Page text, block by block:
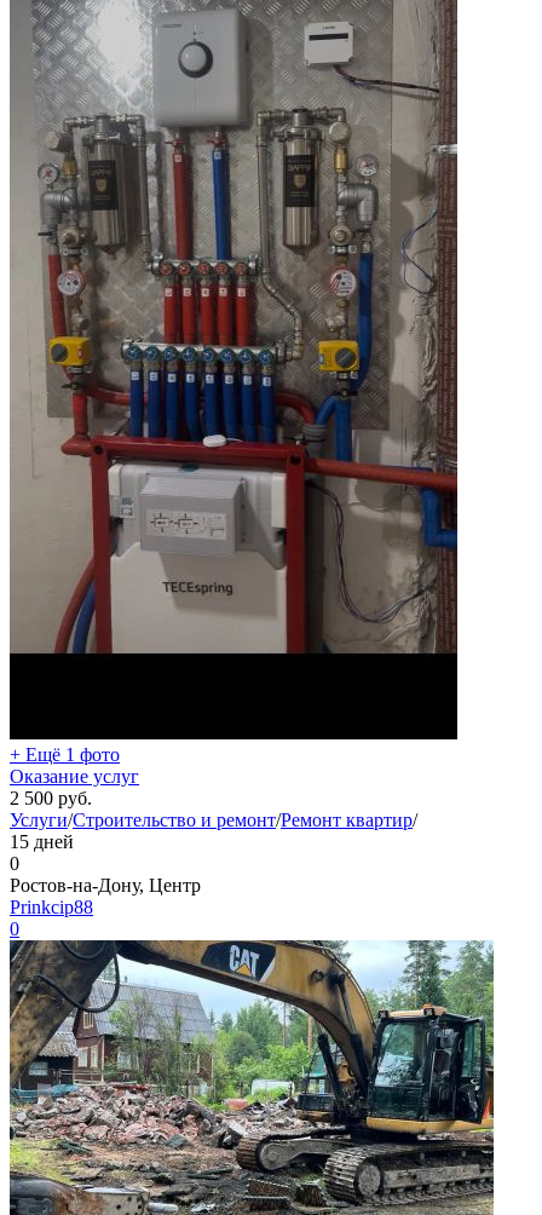
+ Ещё 1 фото
Оказание услуг
2 500 руб.
Услуги/Строительство и ремонт/Ремонт квартир/
15 дней
0
Ростов-на-Дону, Центр
Prinkcip88
0